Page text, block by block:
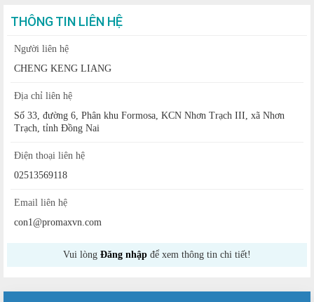
THÔNG TIN LIÊN HỆ
Người liên hệ
CHENG KENG LIANG
Địa chỉ liên hệ
Số 33, đường 6, Phân khu Formosa, KCN Nhơn Trạch III, xã Nhơn
Trạch, tỉnh Đồng Nai
Điện thoại liên hệ
02513569118
Email liên hệ
con1@promaxvn.com
Vui lòng Đăng nhập để xem thông tin chi tiết!